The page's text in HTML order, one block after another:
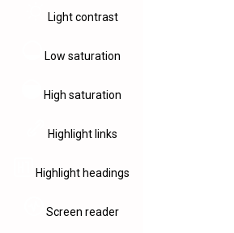
Light contrast
Low saturation
High saturation
Highlight links
Highlight headings
Screen reader